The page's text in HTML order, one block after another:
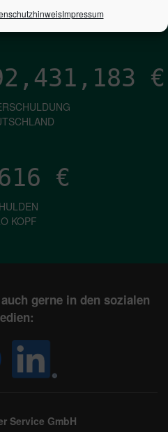
Impressum
€
€
KOPF
gerne in den sozialen
Service GmbH